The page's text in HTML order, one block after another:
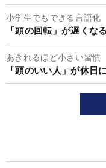
小学生でもできる言語化
「頭の回転」が遅くな
あきれるほど小さい習慣
「頭のいい人」が休日